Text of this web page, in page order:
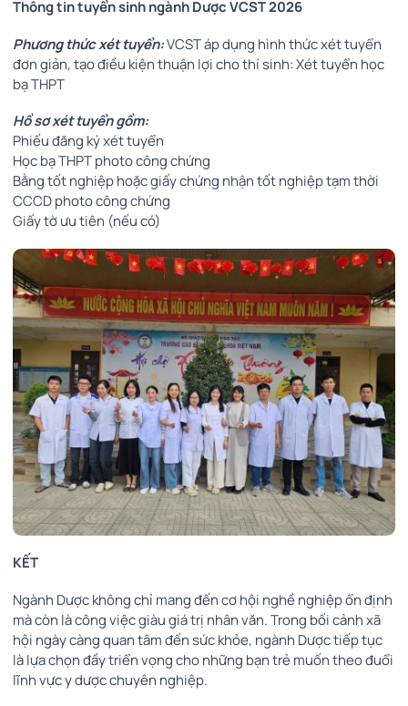
Thông tin tuyển sinh ngành Dược VCST 2026
Phương thức xét tuyển:VCST áp dụng hình thức xét tuyển
đơn giản, tạo điều kiện thuận lợi cho thí sinh: Xét tuyển học
bạ THPT
Hồ sơ xét tuyển gồm:
Phiếu đăng ký xét tuyển
Học bạ THPT photo công chứng
Bằng tốt nghiệp hoặc giấy chứng nhận tốt nghiệp tạm thời
CCCD photo công chứng
Giấy tờ ưu tiên (nếu có)
KẾT
Ngành Dược không chỉ mang đến cơ hội nghề nghiệp ổn định
mà còn là công việc giàu giá trị nhân văn. Trong bối cảnh xã
hội ngày càng quan tâm đến sức khỏe, ngành Dược tiếp tục
là lựa chọn đầy triển vọng cho những bạn trẻ muốn theo đuổi
lĩnh vực y dược chuyên nghiệp.